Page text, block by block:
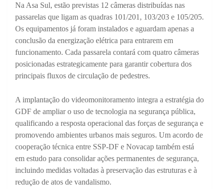
Na Asa Sul, estão previstas 12 câmeras distribuídas nas
passarelas que ligam as quadras 101/201, 103/203 e 105/205.
Os equipamentos já foram instalados e aguardam apenas a
conclusão da energização elétrica para entrarem em
funcionamento. Cada passarela contará com quatro câmeras
posicionadas estrategicamente para garantir cobertura dos
principais fluxos de circulação de pedestres.
A implantação do videomonitoramento integra a estratégia do
GDF de ampliar o uso de tecnologia na segurança pública,
qualificando a resposta operacional das forças de segurança e
promovendo ambientes urbanos mais seguros. Um acordo de
cooperação técnica entre SSP-DF e Novacap também está
em estudo para consolidar ações permanentes de segurança,
incluindo medidas voltadas à preservação das estruturas e à
redução de atos de vandalismo.